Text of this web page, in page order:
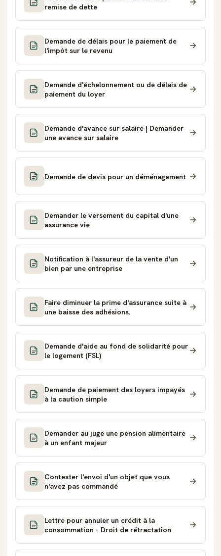
remise de dette
Demande de délais pour le paiement de
l'impôt sur le revenu
Demande d'échelonnement ou de délais de
paiement du loyer
Demande d'avance sur salaire | Demander
une avance sur salaire
Demande de devis pour un déménagement
Demander le versement du capital d'une
assurance vie
Notification à l'assureur de la vente d'un
bien par une entreprise
Faire diminuer la prime d'assurance suite à
une baisse des adhésions.
Demande d'aide au fond de solidarité pour
le logement (FSL)
Demande de paiement des loyers impayés
à la caution simple
Demander au juge une pension alimentaire
à un enfant majeur
Contester l'envoi d'un objet que vous
n'avez pas commandé
Lettre pour annuler un crédit à la
consommation - Droit de rétractation